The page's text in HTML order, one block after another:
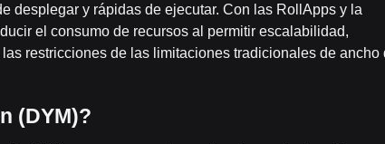
desplegar y rápidas de ejecutar. Con las RollApps y la
el consumo de recursos al permitir escalabilidad,
restricciones de las limitaciones tradicionales de ancho
(DYM)?